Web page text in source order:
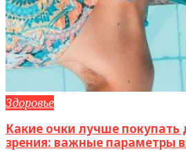
Здоровье
Какие очки лучше покупать
зрения: важные параметры